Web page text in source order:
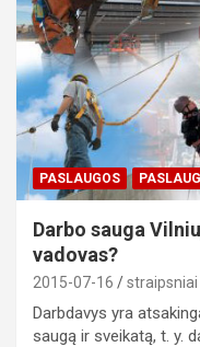
PASLAUGOS
Darbo sauga
vadovas?
2015-07-16 straipsniai
Darbdavys yra
saugą ir sveikatą, t. y.